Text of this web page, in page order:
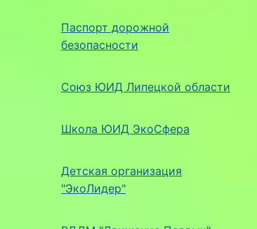
Паспорт дорожной
безопасности
Союз ЮИД Липецкой области
Школа ЮИД ЭкоСфера
Детская организация
"ЭкоЛидер"